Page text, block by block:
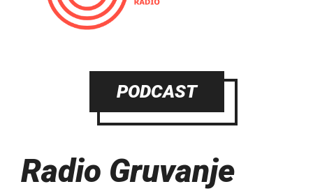
PODCAST
Radio Gruvanje